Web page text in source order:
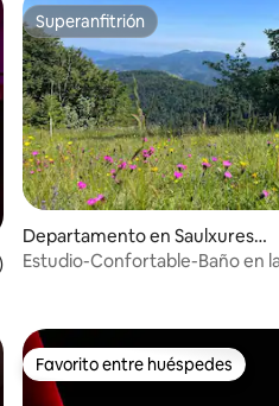
promedio: 4.59 de 5; 27
Superanfitrión
Superanfitrión
Departamento en Saulxures-s
ur-Moselotte
Estudio-Confortable-Baño en
Favorito entre huéspedes
Favorito entre huéspedes